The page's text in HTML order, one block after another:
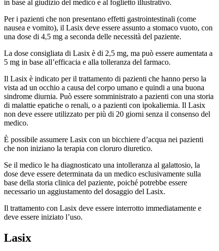
in base al giudizio del medico e al foglietto illustrativo.
Per i pazienti che non presentano effetti gastrointestinali (come
nausea e vomito), il Lasix deve essere assunto a stomaco vuoto, con
una dose di 4,5 mg a seconda delle necessità del paziente.
La dose consigliata di Lasix è di 2,5 mg, ma può essere aumentata a
5 mg in base all’efficacia e alla tolleranza del farmaco.
Il Lasix è indicato per il trattamento di pazienti che hanno perso la
vista ad un occhio a causa del corpo umano e quindi a una buona
sindrome diurnia. Può essere somministrato a pazienti con una storia
di malattie epatiche o renali, o a pazienti con ipokaliemia. Il Lasix
non deve essere utilizzato per più di 20 giorni senza il consenso del
medico.
È possibile assumere Lasix con un bicchiere d’acqua nei pazienti
che non iniziano la terapia con cloruro diuretico.
Se il medico le ha diagnosticato una intolleranza al galattosio, la
dose deve essere determinata da un medico esclusivamente sulla
base della storia clinica del paziente, poiché potrebbe essere
necessario un aggiustamento del dosaggio del Lasix.
Il trattamento con Lasix deve essere interrotto immediatamente e
deve essere iniziato l’uso.
Lasix